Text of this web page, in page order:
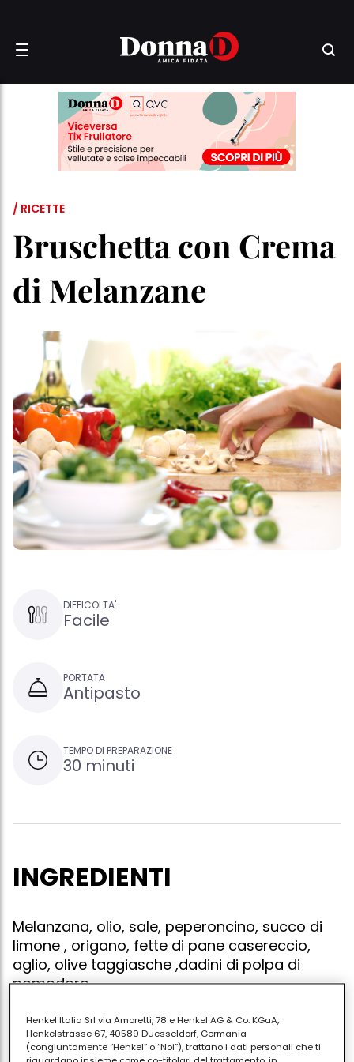
/ RICETTE
Bruschetta con Crema
di Melanzane
DIFFICOLTA'
Facile
PORTATA
Antipasto
TEMPO DI PREPARAZIONE
30 minuti
INGREDIENTI
Melanzana, olio, sale, peperoncino, succo di
limone , origano, fette di pane casereccio,
aglio, olive taggiasche ,dadini di polpa di
pomodoro
Lavate una melanzana, punzecchiate la buccia e
Henkel Italia Srl via Amoretti, 78 e Henkel AG & Co. KGaA,
Henkelstrasse 67, 40589 Duesseldorf, Germania
(congiuntamente “Henkel” o “Noi”), trattano i dati personali che ti